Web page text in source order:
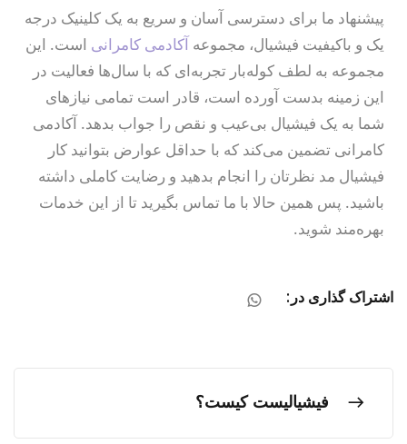
پیشنهاد ما برای دسترسی آسان و سریع به یک کلینیک درجه
یک و باکیفیت فیشیال، مجموعه آکادمی کامرانی است. این
مجموعه به لطف کوله‌بار تجربه‌ای که با سال‌ها فعالیت در
این زمینه بدست آورده‌ است، قادر است تمامی نیازهای
شما به یک فیشیال بی‌عیب و نقص را جواب بدهد. آکادمی
کامرانی تضمین می‌کند که با حداقل عوارض بتوانید کار
فیشیال مد نظرتان را انجام بدهید و رضایت کاملی داشته
باشید. پس همین حالا با ما تماس بگیرید تا از این خدمات
بهره‌مند شوید.
اشتراک گذاری در:
فیشیالیست کیست؟